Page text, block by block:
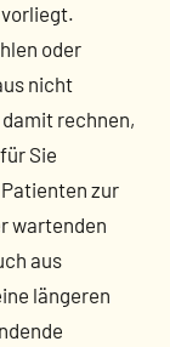
oder
nicht
rechnen,
Sie
zur
wartenden
aus
längeren